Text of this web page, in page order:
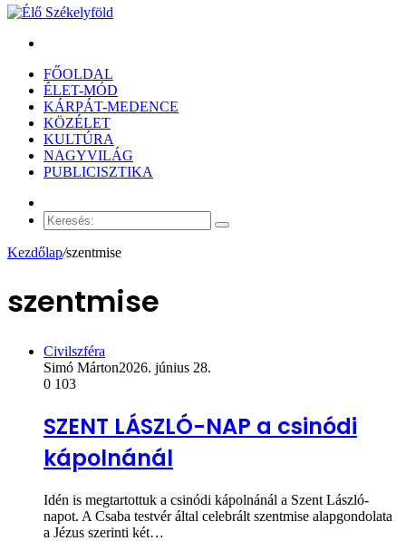
FŐOLDAL
ÉLET-MÓD
KÁRPÁT-MEDENCE
KÖZÉLET
KULTÚRA
NAGYVILÁG
PUBLICISZTIKA
cikk
Keresés:
Kezdőlap/szentmise
szentmise
Civilszféra
Simó Márton2026. június 28.
0 103
SZENT LÁSZLÓ-NAP a csinódi
kápolnánál
Idén is megtartottuk a csinódi kápolnánál a Szent László-
napot. A Csaba testvér által celebrált szentmise alapgondolata
a Jézus szerinti két…